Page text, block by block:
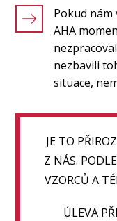
Pokud
AHA
nezbavili
situace,
JE TO
Z NÁS.
VZORCŮ A
ÚLEVA